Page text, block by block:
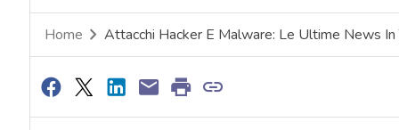
Home Attacchi Hacker E Malware: Le Ultime News In